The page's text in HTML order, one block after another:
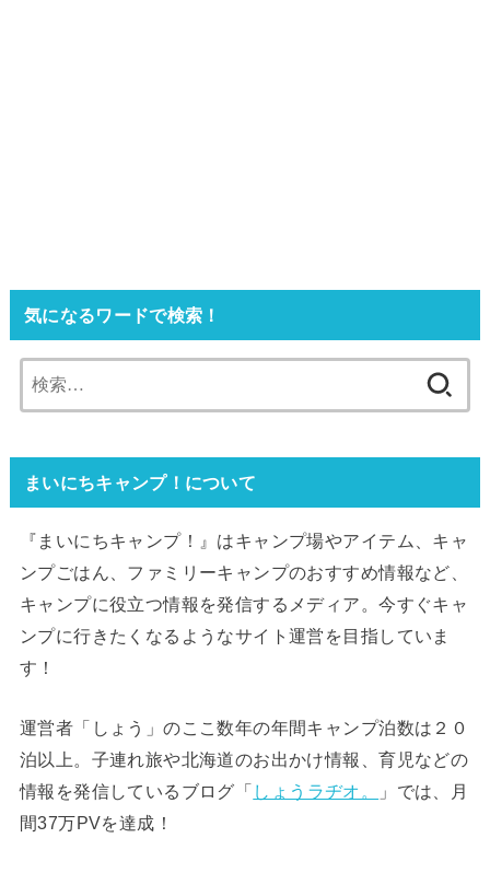
気になるワードで検索！
索:
まいにちキャンプ！について
『まいにちキャンプ！』はキャンプ場やアイテム、キャ
ンプごはん、ファミリーキャンプのおすすめ情報など、
キャンプに役立つ情報を発信するメディア。今すぐキャ
ンプに行きたくなるようなサイト運営を目指していま
す！
運営者「しょう」のここ数年の年間キャンプ泊数は２０
泊以上。子連れ旅や北海道のお出かけ情報、育児などの
情報を発信しているブログ「 しょうラヂオ。
」では、月
間37万PVを達成！